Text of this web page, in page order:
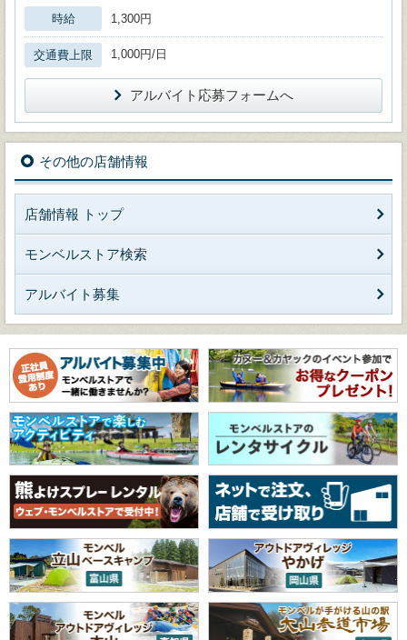
時給 1,300円
交通費上限 1,000円/日
アルバイト応募フォームへ
その他の店舗情報
店舗情報 トップ
モンベルストア検索
アルバイト募集